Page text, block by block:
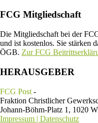
FCG Mitgliedschaft
Die Mitgliedschaft bei der
und ist kostenlos. Sie stärken
ÖGB. Zur FCG
HERAUSGEBER
FCG Post -
Fraktion Christlicher
Johann-Böhm-Platz 1, 1020
Impressum | Datenschutz